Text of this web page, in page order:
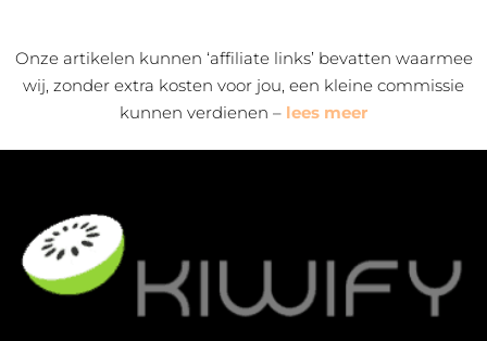
Onze artikelen kunnen ‘affiliate links’ bevatten waarmee
wij, zonder extra kosten voor jou, een kleine commissie
kunnen verdienen – lees meer